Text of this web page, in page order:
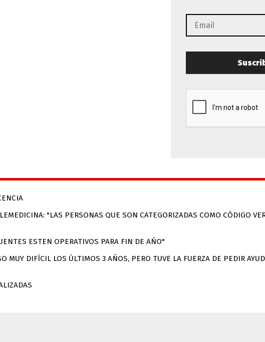
"LAS PERSONAS QUE SON CATEGORIZADAS COMO CÓDIGO
ESTEN OPERATIVOS PARA FIN DE AÑO"
MUY DIFÍCIL LOS ÚLTIMOS 3 AÑOS, PERO TUVE LA FUERZA DE PEDIR